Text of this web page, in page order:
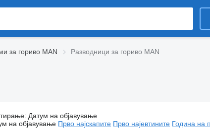
за гориво MAN Разводници за гориво MAN
Разводници за гориво MAN
€
: Датум на објавување
на објавување Прво најскапите Прво најевтините Година на